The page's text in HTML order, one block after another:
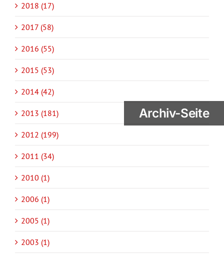
2018 (17)
2017 (58)
2016 (55)
2015 (53)
2014 (42)
2013 (181)
2012 (199)
2011 (34)
2010 (1)
2006 (1)
2005 (1)
2003 (1)
Archiv-Seite